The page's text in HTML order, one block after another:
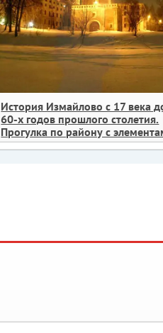
История Измайлово с 17 века
60-х годов прошлого столетия.
Прогулка по району с
ностальгического путешествия